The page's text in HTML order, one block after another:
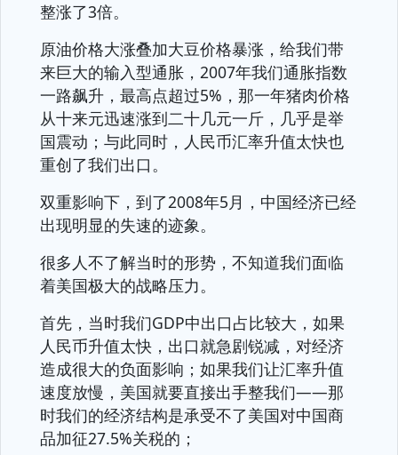
整涨了3倍。
原油价格大涨叠加大豆价格暴涨，给我们带
来巨大的输入型通胀，2007年我们通胀指数
一路飙升，最高点超过5%，那一年猪肉价格
从十来元迅速涨到二十几元一斤，几乎是举
国震动；与此同时，人民币汇率升值太快也
重创了我们出口。
双重影响下，到了2008年5月，中国经济已经
出现明显的失速的迹象。
很多人不了解当时的形势，不知道我们面临
着美国极大的战略压力。
首先，当时我们GDP中出口占比较大，如果
人民币升值太快，出口就急剧锐减，对经济
造成很大的负面影响；如果我们让汇率升值
速度放慢，美国就要直接出手整我们——那
时我们的经济结构是承受不了美国对中国商
品加征27.5%关税的；